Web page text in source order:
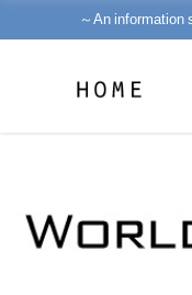
～An information